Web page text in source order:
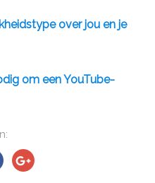
over jou en je
om een ​​YouTube-